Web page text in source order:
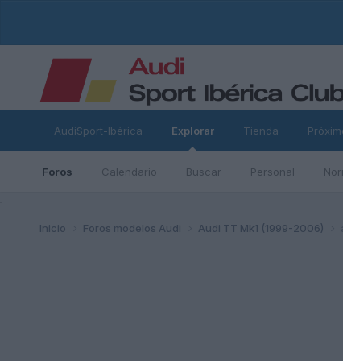
AudiSport-Ibérica Explorar
Foros Calendario Buscar Personal
Tienda
Inicio Foros modelos Audi Audi TT Mk1 (1999-2006)